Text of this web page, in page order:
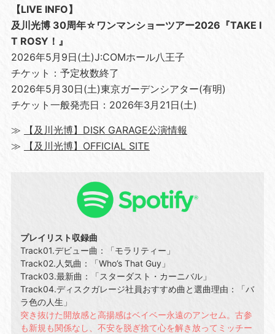
【LIVE INFO】
及川光博 30周年☆ワンマンショーツアー2026『TAKE I
T ROSY！』
2026年5月9日(土)J:COMホール八王子
チケット：予定枚数終了
2026年5月30日(土)東京ガーデンシアター(有明)
チケット一般発売日：2026年3月21日(土)
≫
【及川光博】DISK GARAGE公演情報
≫
【及川光博】OFFICIAL SITE
プレイリスト収録曲
Track01.デビュー曲：「モラリティー」
Track02.人気曲：「Who’s That Guy」
Track03.最新曲：「スターダスト・カーニバル」
Track04.ディスクガレージ社員おすすめ曲と選曲理由：「バ
ラ色の人生」
突き抜けた開放感と高揚感はベイベー永遠のアンセム。古参
も新規も関係なし、不安を脱ぎ捨て心を解き放ってミッチー